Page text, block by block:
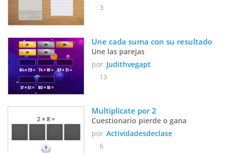
3
Une cada suma con su resultado
Une las parejas
por Judithvegapt
13
Multiplícate por 2
Cuestionario pierde o gana
por Actividadesdeclase
6